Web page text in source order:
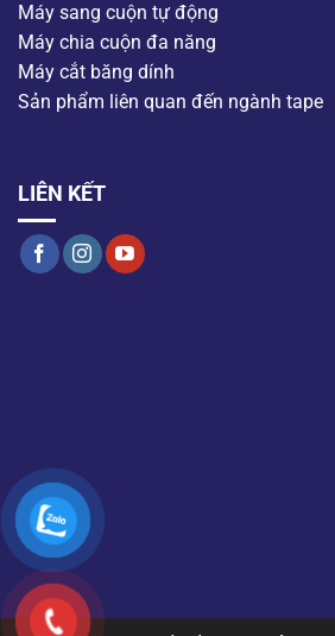
Máy sang cuộn tự động
Máy chia cuộn đa năng
Máy cắt băng dính
Sản phẩm liên quan đến ngành tape
LIÊN KẾT